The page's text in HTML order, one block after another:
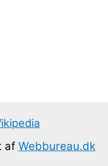
af Webbureau.dk